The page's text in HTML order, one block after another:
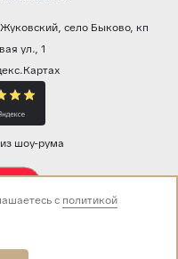
село Быково, кп
ул., 1
шоу-рума
с политикой